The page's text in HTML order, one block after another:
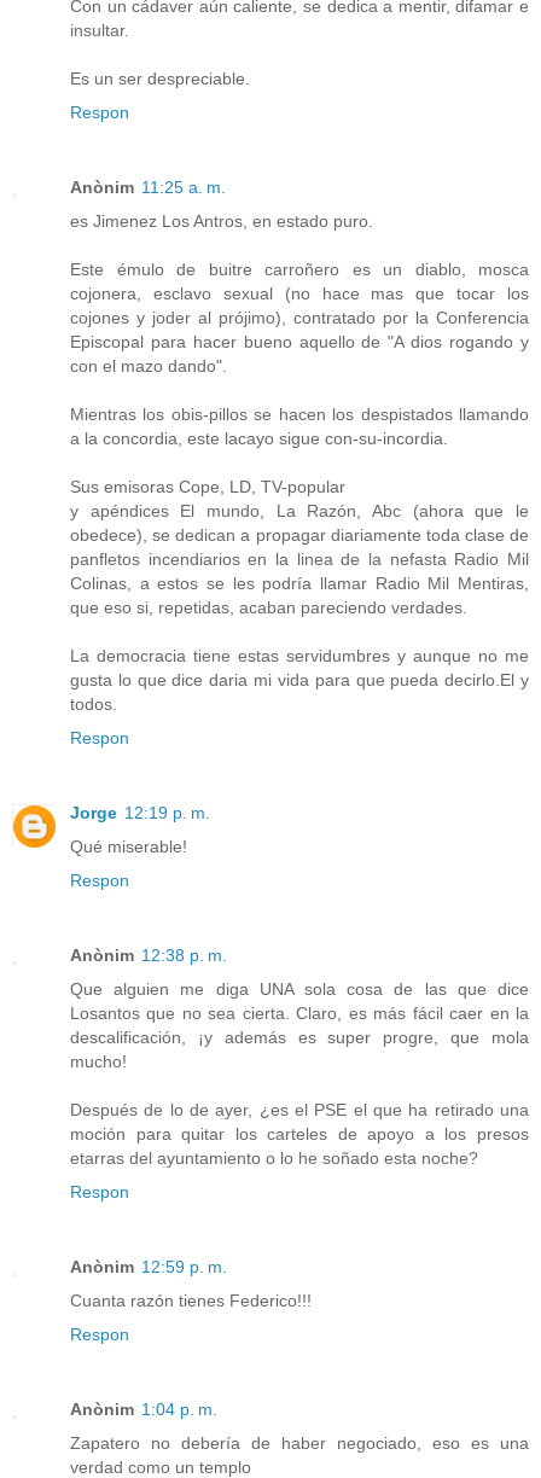
Con un cádaver aún caliente, se dedica a mentir, difamar e
insultar.
Es un ser despreciable.
Respon
Anònim 11:25 a. m.
es Jimenez Los Antros, en estado puro.
Este émulo de buitre carroñero es un diablo, mosca
cojonera, esclavo sexual (no hace mas que tocar los
cojones y joder al prójimo), contratado por la Conferencia
Episcopal para hacer bueno aquello de "A dios rogando y
con el mazo dando".
Mientras los obis-pillos se hacen los despistados llamando
a la concordia, este lacayo sigue con-su-incordia.
Sus emisoras Cope, LD, TV-popular
y apéndices El mundo, La Razón, Abc (ahora que le
obedece), se dedican a propagar diariamente toda clase de
panfletos incendiarios en la linea de la nefasta Radio Mil
Colinas, a estos se les podría llamar Radio Mil Mentiras,
que eso si, repetidas, acaban pareciendo verdades.
La democracia tiene estas servidumbres y aunque no me
gusta lo que dice daria mi vida para que pueda decirlo.El y
todos.
Respon
Jorge 12:19 p. m.
Qué miserable!
Respon
Anònim 12:38 p. m.
Que alguien me diga UNA sola cosa de las que dice
Losantos que no sea cierta. Claro, es más fácil caer en la
descalificación, ¡y además es super progre, que mola
mucho!
Después de lo de ayer, ¿es el PSE el que ha retirado una
moción para quitar los carteles de apoyo a los presos
etarras del ayuntamiento o lo he soñado esta noche?
Respon
Anònim 12:59 p. m.
Cuanta razón tienes Federico!!!
Respon
Anònim 1:04 p. m.
Zapatero no debería de haber negociado, eso es una
verdad como un templo